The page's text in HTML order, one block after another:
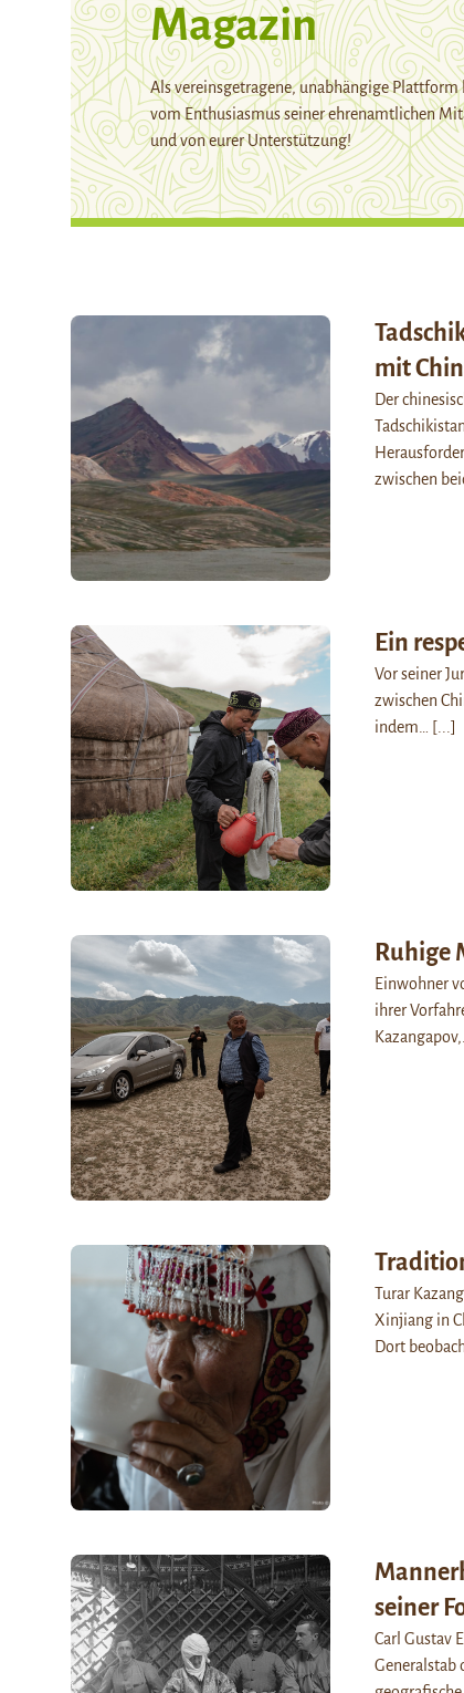
Magazin
Als vereinsgetragene, unabhängige Plattform
vom Enthusiasmus seiner ehrenamtlichen
und von eurer Unterstützung!
mit
Der
zwischen
Ein
Vor seiner
zwischen
indem…
[...]
Ruhige
Einwohner
ihrer
Turar
Xinjiang in
Dort
seiner
Carl Gustav
Generalstab